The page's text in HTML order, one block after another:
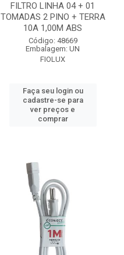
FILTRO LINHA 04 + 01
TOMADAS 2 PINO + TERRA
10A 1,00M ABS
Código: 48669
Embalagem: UN
FIOLUX
Faça seu login ou
cadastre-se para
ver preços e
comprar